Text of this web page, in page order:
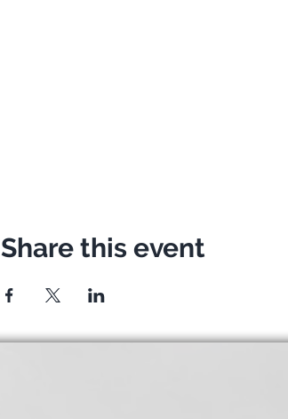
Share this event